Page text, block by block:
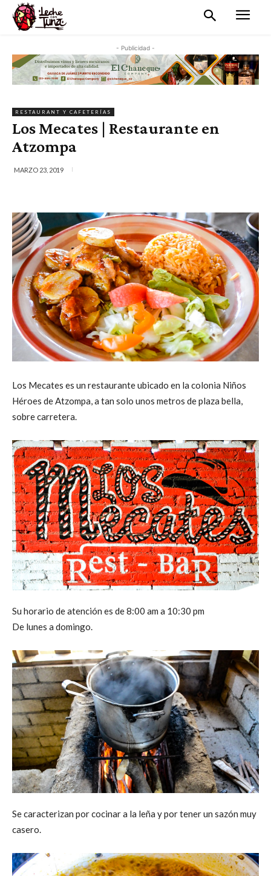
- Publicidad -
RESTAURANT Y CAFETERÍAS
Los Mecates | Restaurante en
Atzompa
MARZO 23, 2019
Los Mecates es un restaurante ubicado en la colonia Niños
Héroes de Atzompa, a tan solo unos metros de plaza bella,
sobre carretera.
Su horario de atención es de 8:00 am a 10:30 pm
De lunes a domingo.
Se caracterizan por cocinar a la leña y por tener un sazón muy
casero.